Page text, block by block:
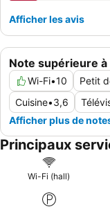
Note supérieure
Wi-Fi•10 Petit
Cuisine•3,6
Afficher plus de
Afficher les avis
Principaux
Wi-Fi (hall)